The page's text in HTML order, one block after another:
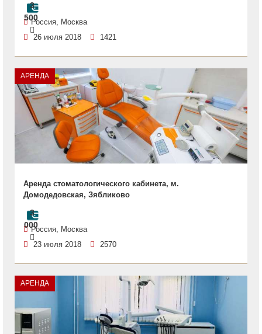
3
500Россия, Москва
26 июля 2018
1421
АРЕНДА
Аренда стоматологического кабинета, м.
Домодедовская, Зябликово
3
000Россия, Москва
23 июля 2018
2570
АРЕНДА